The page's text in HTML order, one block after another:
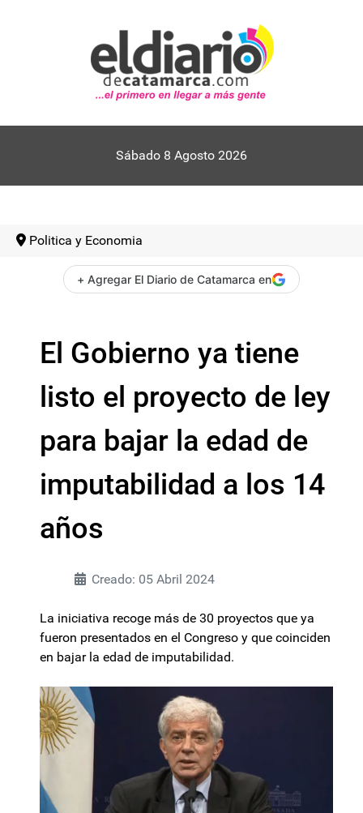
Sábado 8 Agosto 2026
Politica y Economia
+ Agregar El Diario de Catamarca en
El Gobierno ya tiene
listo el proyecto de ley
para bajar la edad de
imputabilidad a los 14
años
Creado: 05 Abril 2024
La iniciativa recoge más de 30 proyectos que ya
fueron presentados en el Congreso y que coinciden
en bajar la edad de imputabilidad.